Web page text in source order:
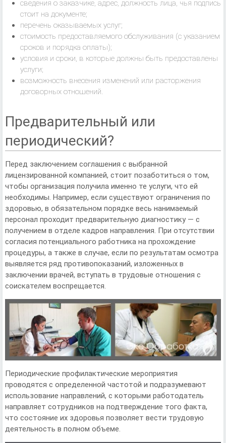
сведения о заказчике, адрес, должность лица, чья подпись
стоит на документе;
перечень оказываемых услуг;
стоимость предоставляемого обслуживания (с указанием
сроков и порядка оплаты);
условия и сроки, в которые должны быть предоставлены
услуги;
возможность внесения изменений или расторжения
договорных отношений.
Предварительный или
периодический?
Перед заключением соглашения с выбранной
лицензированной компанией, стоит позаботиться о том,
чтобы организация получила именно те услуги, что ей
необходимы. Например, если существуют ограничения по
здоровью, в обязательном порядке весь нанимаемый
персонал проходит предварительную диагностику — с
получением в отделе кадров направления. При отсутствии
согласия потенциального работника на прохождение
процедуры, а также в случае, если по результатам осмотра
выявляется ряд противопоказаний, изложенных в
заключении врачей, вступать в трудовые отношения с
соискателем воспрещается.
Периодические профилактические мероприятия
проводятся с определенной частотой и подразумевают
использование направлений, с которыми работодатель
направляет сотрудников на подтверждение того факта,
что состояние их здоровья позволяет вести трудовую
деятельность в полном объеме.